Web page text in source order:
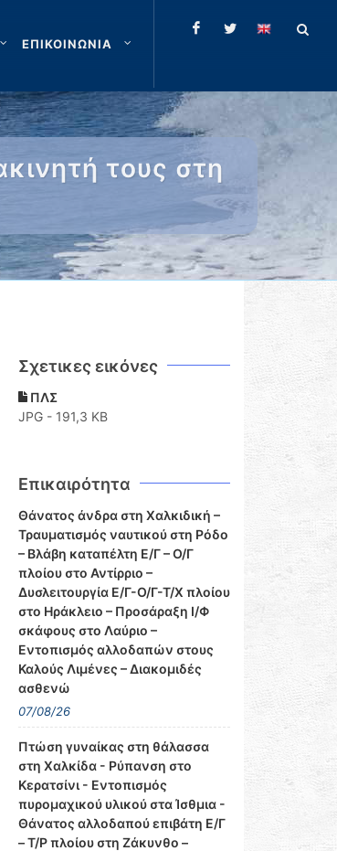
ΕΠΙΚΟΙΝΩΝΙΑ
τους στη
Σχετικες εικόνες
ΠΛΣ
JPG - 191,3 KB
Επικαιρότητα
Θάνατος άνδρα στη Χαλκιδική –
Τραυματισμός ναυτικού στη Ρόδο
– Βλάβη καταπέλτη Ε/Γ – Ο/Γ
πλοίου στο Αντίρριο –
Δυσλειτουργία Ε/Γ-Ο/Γ-Τ/Χ πλοίου
στο Ηράκλειο – Προσάραξη Ι/Φ
σκάφους στο Λαύριο –
Εντοπισμός αλλοδαπών στους
Καλούς Λιμένες – Διακομιδές
ασθενώ
07/08/26
Πτώση γυναίκας στη θάλασσα
στη Χαλκίδα - Ρύπανση στο
Κερατσίνι - Εντοπισμός
πυρομαχικού υλικού στα Ίσθμια -
Θάνατος αλλοδαπού επιβάτη Ε/Γ
– Τ/Ρ πλοίου στη Ζάκυνθο –